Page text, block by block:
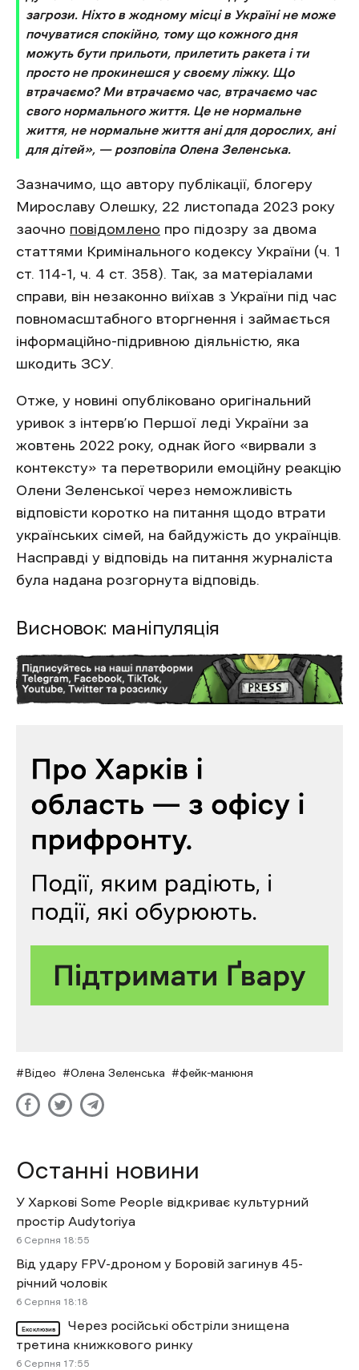
загрози. Ніхто в жодному місці в Україні не може
почуватися спокійно, тому що кожного дня
можуть бути прильоти, прилетить ракета і ти
просто не прокинешся у своєму ліжку. Що
втрачаємо? Ми втрачаємо час, втрачаємо час
свого нормального життя. Це не нормальне
життя, не нормальне життя ані для дорослих, ані
для дітей», — розповіла Олена Зеленська.
Зазначимо, що автору публікації, блогеру
Мирославу Олешку, 22 листопада 2023 року
заочно повідомлено про підозру за двома
статтями Кримінального кодексу України (ч. 1
ст. 114-1, ч. 4 ст. 358). Так, за матеріалами
справи, він незаконно виїхав з України під час
повномасштабного вторгнення і займається
інформаційно-підривною діяльністю, яка
шкодить ЗСУ.
Отже, у новині опубліковано оригінальний
уривок з інтерв’ю Першої леді України за
жовтень 2022 року, однак його «вирвали з
контексту» та перетворили емоційну реакцію
Олени Зеленської через неможливість
відповісти коротко на питання щодо втрати
українських сімей, на байдужість до українців.
Насправді у відповідь на питання журналіста
була надана розгорнута відповідь.
Висновок: маніпуляція
Відео Олена Зеленська фейк-манюня
Останні новини
У Харкові Some People відкриває культурний
простір Audytoriya
6 Cерпня 18:55
Від удару FPV-дроном у Боровій загинув 45-
річний чоловік
6 Cерпня 18:18
Ексклюзив
Через російські обстріли знищена
третина книжкового ринку
6 Cерпня 17:55